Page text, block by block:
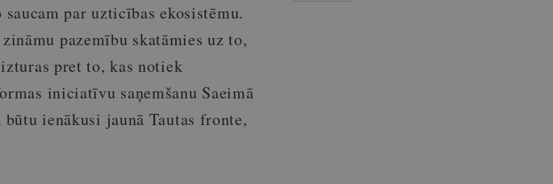
saucam par uzticības ekosistēmu.
pazemību skatāmies uz to,
pret to, kas notiek
iniciatīvu saņemšanu Saeimā
ienākusi jaunā Tautas fronte,